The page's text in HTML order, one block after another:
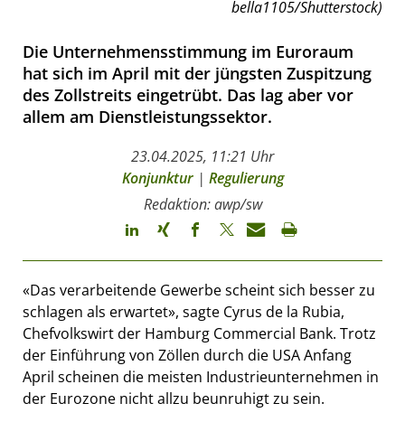
bella1105/Shutterstock)
Die Unternehmensstimmung im Euroraum
hat sich im April mit der jüngsten Zuspitzung
des Zollstreits eingetrübt. Das lag aber vor
allem am Dienstleistungssektor.
23.04.2025, 11:21 Uhr
Konjunktur| Regulierung
Redaktion: awp/sw
«Das verarbeitende Gewerbe scheint sich besser zu
schlagen als erwartet», sagte Cyrus de la Rubia,
Chefvolkswirt der Hamburg Commercial Bank. Trotz
der Einführung von Zöllen durch die USA Anfang
April scheinen die meisten Industrieunternehmen in
der Eurozone nicht allzu beunruhigt zu sein.